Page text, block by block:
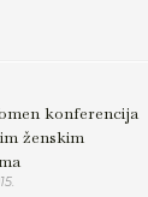
konferencija
ženskim